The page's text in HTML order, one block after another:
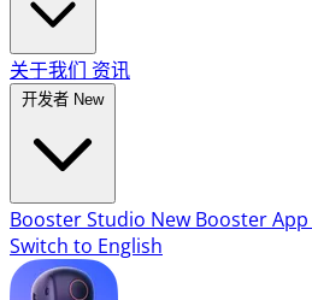
关于我们 资讯
开发者 New
Booster Studio New Booster App
Switch to English